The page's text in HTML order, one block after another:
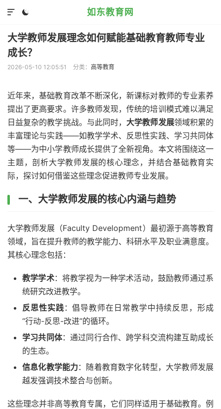
如东教育网


大学教师发展理念如何赋能基础教育教师专业
成长？
2026-05-10 12:05:51 分类： 高等教育
近年来，基础教育改革不断深化，新课标对教师的专业素养
提出了更高要求。许多教师发现，传统的培训模式难以满足
日益复杂的教学挑战。与此同时， 大学教师发展领域积累的
丰富理论与实践——如教学学术、反思性实践、学习共同体
等——为中小学教师成长提供了全新视角。本文将围绕这一
主题，剖析大学教师发展的核心理念，并结合基础教育实
际，探讨如何借鉴这些理念促进教师专业发展。
一、大学教师发展的核心内涵与趋势
大学教师发展（Faculty Development）最初源于高等教育
领域，旨在提升教师的教学能力、科研水平及职业满意度。
其核心理念包括：
教学学术：将教学视为一种学术活动，鼓励教师通过系
统研究改进教学。
反思性实践 ：倡导教师在日常教学中持续反思，形成
“行动-反思-改进”的循环。
学习共同体：通过同行合作、跨学科交流构建互助成长
的生态。
信息化教学能力：随着教育数字化转型，大学教师发展
越发强调技术整合与创新。
这些理念并非高等教育专属，它们同样适用于基础教育。例